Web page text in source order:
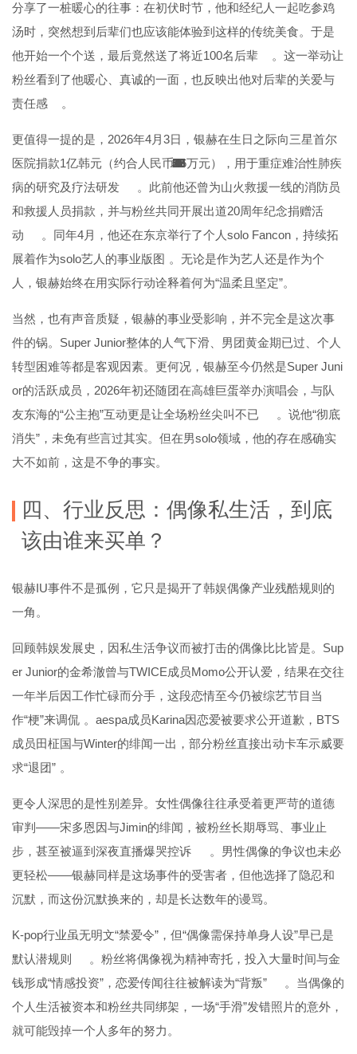
2
1
2
1
17
1
36
38
36
36
36
17
17
5
17
1
分享了一桩暖心的往事：在初伏时节，他和经纪人一起吃参鸡
汤时，突然想到后辈们也应该能体验到这样的传统美食。于是
他开始一个个送，最后竟然送了将近100名后辈
8
。这一举动让
粉丝看到了他暖心、真诚的一面，也反映出他对后辈的关爱与
责任感
8
。
更值得一提的是，2026年4月3日，银赫在生日之际向三星首尔
医院捐款1亿韩元（约合人民币46万元），用于重症难治性肺疾
病的研究及疗法研发
27
。此前他还曾为山火救援一线的消防员
和救援人员捐款，并与粉丝共同开展出道20周年纪念捐赠活
动
27
。同年4月，他还在东京举行了个人solo Fancon，持续拓
展着作为solo艺人的事业版图 。无论是作为艺人还是作为个
人，银赫始终在用实际行动诠释着何为“温柔且坚定”。
当然，也有声音质疑，银赫的事业受影响，并不完全是这次事
件的锅。Super Junior整体的人气下滑、男团黄金期已过、个人
转型困难等都是客观因素。更何况，银赫至今仍然是Super Juni
or的活跃成员，2026年初还随团在高雄巨蛋举办演唱会，与队
友东海的“公主抱”互动更是让全场粉丝尖叫不已
29
。说他“彻底
消失”，未免有些言过其实。但在男solo领域，他的存在感确实
大不如前，这是不争的事实。
四、行业反思：偶像私生活，到底
该由谁来买单？
银赫IU事件不是孤例，它只是揭开了韩娱偶像产业残酷规则的
一角。
回顾韩娱发展史，因私生活争议而被打击的偶像比比皆是。Sup
er Junior的金希澈曾与TWICE成员Momo公开认爱，结果在交往
一年半后因工作忙碌而分手，这段恋情至今仍被综艺节目当
作“梗”来调侃 。aespa成员Karina因恋爱被要求公开道歉，BTS
成员田柾国与Winter的绯闻一出，部分粉丝直接出动卡车示威要
求“退团” 。
更令人深思的是性别差异。女性偶像往往承受着更严苛的道德
审判——宋多恩因与Jimin的绯闻，被粉丝长期辱骂、事业止
步，甚至被逼到深夜直播爆哭控诉
60
。男性偶像的争议也未必
更轻松——银赫同样是这场事件的受害者，但他选择了隐忍和
沉默，而这份沉默换来的，却是长达数年的谩骂。
K-pop行业虽无明文“禁爱令”，但“偶像需保持单身人设”早已是
默认潜规则
52
。粉丝将偶像视为精神寄托，投入大量时间与金
钱形成“情感投资”，恋爱传闻往往被解读为“背叛”
52
。当偶像的
个人生活被资本和粉丝共同绑架，一场“手滑”发错照片的意外，
就可能毁掉一个人多年的努力。
52
17